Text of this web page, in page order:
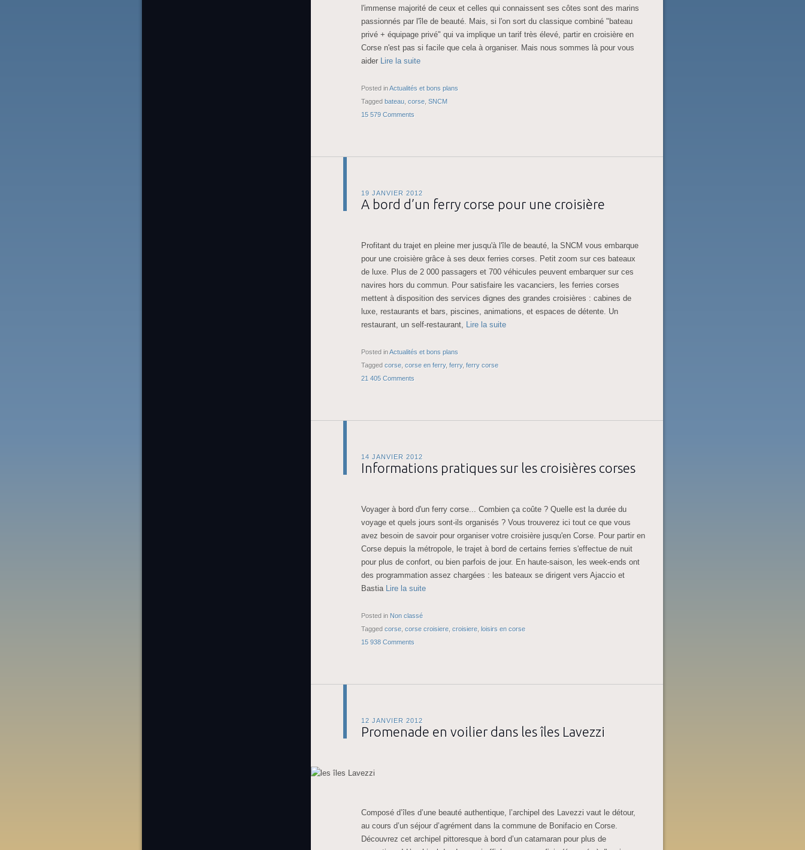
l'immense majorité de ceux et celles qui connaissent ses côtes sont des marins
passionnés par l'île de beauté. Mais, si l'on sort du classique combiné "bateau
privé + équipage privé" qui va implique un tarif très élevé, partir en croisière en
Corse n'est pas si facile que cela à organiser. Mais nous sommes là pour vous
aider Lire la suite
Posted inActualités et bons plans
Tagged bateau corse SNCM
15 579 Comments
19 JANVIER 2012
A bord d’un ferry corse pour une croisière
Profitant du trajet en pleine mer jusqu'à l'île de beauté, la SNCM vous embarque
pour une croisière grâce à ses deux ferries corses. Petit zoom sur ces bateaux
de luxe. Plus de 2 000 passagers et 700 véhicules peuvent embarquer sur ces
navires hors du commun. Pour satisfaire les vacanciers, les ferries corses
mettent à disposition des services dignes des grandes croisières : cabines de
luxe, restaurants et bars, piscines, animations, et espaces de détente. Un
restaurant, un self-restaurant, Lire la suite
Posted inActualités et bons plans
Tagged corse corse en ferry, ferry, ferry corse
21 405 Comments
14 JANVIER 2012
Informations pratiques sur les croisières corses
Voyager à bord d'un ferry corse... Combien ça coûte ? Quelle est la durée du
voyage et quels jours sont-ils organisés ? Vous trouverez ici tout ce que vous
avez besoin de savoir pour organiser votre croisière jusqu'en Corse. Pour partir en
Corse depuis la métropole, le trajet à bord de certains ferries s'effectue de nuit
pour plus de confort, ou bien parfois de jour. En haute-saison, les week-ends ont
des programmation assez chargées : les bateaux se dirigent vers Ajaccio et
Bastia Lire la suite
Posted in Non classé
Tagged corse corse croisiere croisiere loisirs en corse
15 938 Comments
12 JANVIER 2012
Promenade en voilier dans les îles Lavezzi
Composé d’îles d’une beauté authentique, l’archipel des Lavezzi vaut le détour,
au cours d’un séjour d’agrément dans la commune de Bonifacio en Corse.
Découvrez cet archipel pittoresque à bord d’un catamaran pour plus de